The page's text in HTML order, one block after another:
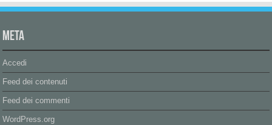
Meta
Accedi
Feed dei contenuti
Feed dei commenti
WordPress.org